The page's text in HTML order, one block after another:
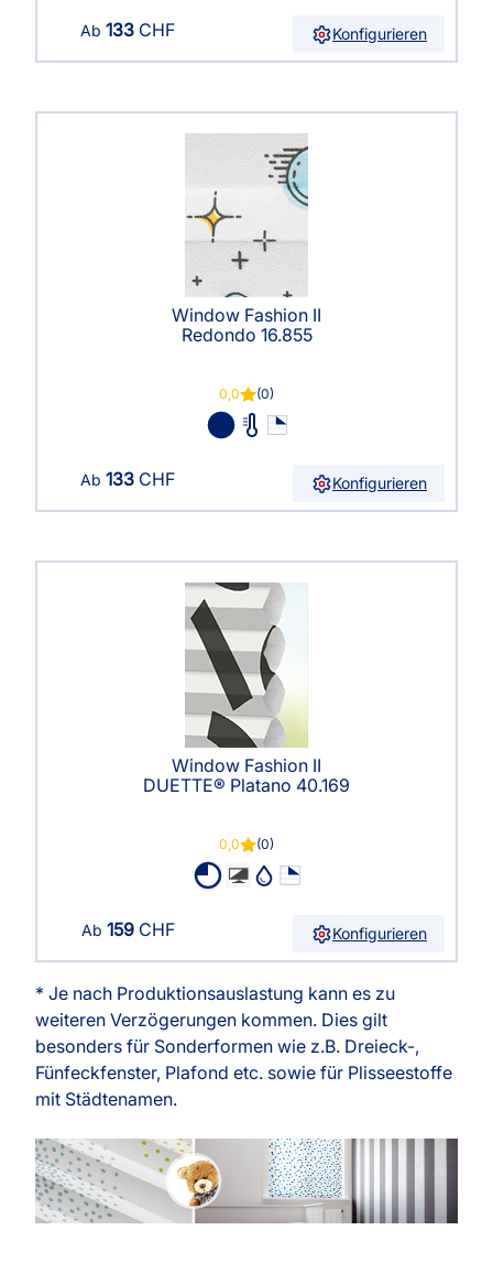
Ab 133 CHF Konfigurieren
Window Fashion II
Redondo 16.855
0,0 (0)
Ab 133 CHF Konfigurieren
Window Fashion II
DUETTE® Platano 40.169
0,0 (0)
Ab 159CHF Konfigurieren
* Je nach Produktionsauslastung kann es zu
weiteren Verzögerungen kommen. Dies gilt
besonders für Sonderformen wie z.B. Dreieck-,
Fünfeckfenster, Plafond etc. sowie für Plisseestoffe
mit Städtenamen.